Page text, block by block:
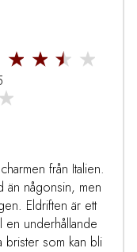
från Italien.
än någonsin, men
Eldriften är ett
underhållande
brister som kan bli